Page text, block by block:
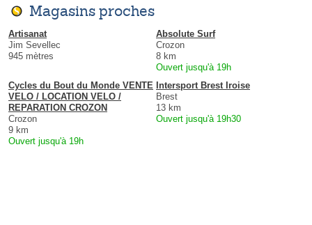
Magasins proches
Artisanat
Jim Sevellec
945 mètres
Absolute Surf
Crozon
8 km
Ouvert jusqu'à 19h
Cycles du Bout du Monde VENTE
VELO / LOCATION VELO /
REPARATION CROZON
Crozon
9 km
Ouvert jusqu'à 19h
Intersport Brest Iroise
Brest
13 km
Ouvert jusqu'à 19h30